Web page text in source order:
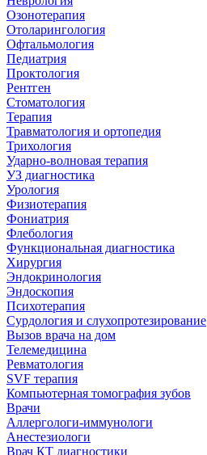
Озонотерапия
Отоларингология
Офтальмология
Педиатрия
Проктология
Рентген
Стоматология
Терапия
Травматология и ортопедия
Трихология
Ударно-волновая терапия
УЗ диагностика
Урология
Физиотерапия
Фониатрия
Флебология
Функциональная диагностика
Хирургия
Эндокринология
Эндоскопия
Психотерапия
Сурдология и слухопротезирование
Вызов врача на дом
Телемедицина
Ревматология
SVF терапия
Компьютерная томография зубов
Врачи
Аллергологи-иммунологи
Анестезиологи
Врач КТ диагностики